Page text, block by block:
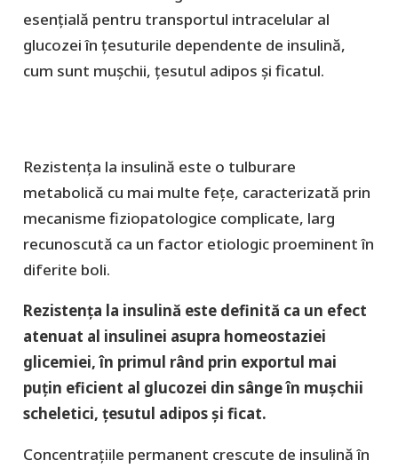
esențială pentru transportul intracelular al
glucozei în țesuturile dependente de insulină,
cum sunt mușchii, țesutul adipos și ficatul.
Rezistența la insulină este o tulburare
metabolică cu mai multe fețe, caracterizată prin
mecanisme fiziopatologice complicate, larg
recunoscută ca un factor etiologic proeminent în
diferite boli.
Rezistența la insulină este definită ca un efect
atenuat al insulinei asupra homeostaziei
glicemiei, în primul rând prin exportul mai
puțin eficient al glucozei din sânge în mușchii
scheletici, țesutul adipos și ficat.
Concentrațiile permanent crescute de insulină în